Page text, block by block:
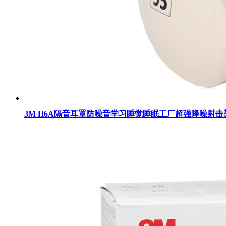
3M H6A隔音耳罩防噪音学习睡觉睡眠工厂超强降噪射击